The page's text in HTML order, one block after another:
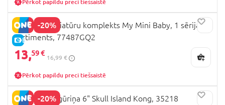
Pērkot papildu preci tiešsaistē
-20%
E-CENA
MY MINI miniatūru komplekts My Mini Baby, 1 sērija,
sortiments, 77487GQ2
13,59 €
16,99 €
Pērkot papildu preci tiešsaistē
-20%
GODZILLA figūriņa 6" Skull Island Kong, 35218